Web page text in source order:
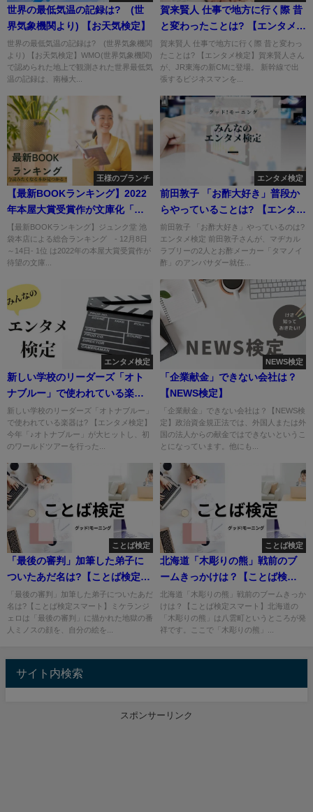
世界の最低気温の記録は? (世
界気象機関より) 【お天気検定】
世界の最低気温の記録は? (世界気象機関
より) 【お天気検定】WMO(世界気象機関)
で認められた地上で観測された世界最低気
温の記録は、南極大...
賀来賢人 仕事で地方に行く際 昔
と変わったことは? 【エンタメ検
定】
賀来賢人 仕事で地方に行く際 昔と変わっ
たことは? 【エンタメ検定】賀来賢人さん
が、JR東海の新CMに登場。 新幹線で出
張するビジネスマンを...
王様のブランチ
【最新BOOKランキング】2022
年本屋大賞受賞作が文庫化「同
志少女よ、敵を撃て」
【最新BOOKランキング】ジュンク堂 池
袋本店による総合ランキング - 12月8日
～14日- 1位 は2022年の本屋大賞受賞作が
待望の文庫...
エンタメ検定
前田敦子 「お酢大好き」普段か
らやっていることは? 【エンタメ
検定】
前田敦子 「お酢大好き」やっているのは?
エンタメ検定 前田敦子さんが、マヂカル
ラブリーの2人とお酢メーカー「タマノイ
酢」のアンバサダー就任...
エンタメ検定
新しい学校のリーダーズ「オト
ナブルー」で使われている楽器
は? 【エンタメ検定】
新しい学校のリーダーズ「オトナブルー」
で使われている楽器は? 【エンタメ検定】
今年「♪オトナブルー」が大ヒットし、初
のワールドツアーを行った...
NEWS検定
「企業献金」できない会社は？
【NEWS検定】
「企業献金」できない会社は？【NEWS検
定】政治資金規正法では、外国人または外
国の法人からの献金ではできないというこ
とになっています。他にも...
ことば検定
「最後の審判」加筆した弟子に
ついたあだ名は?【ことば検定ス
マート】
「最後の審判」加筆した弟子についたあだ
名は?【ことば検定スマート】ミケランジ
ェロは「最後の審判」に描かれた地獄の番
人ミノスの顔を、自分の絵を...
ことば検定
北海道「木彫りの熊」戦前のブ
ームきっかけは？【ことば検定
スマート】
北海道「木彫りの熊」戦前のブームきっか
けは？【ことば検定スマート】北海道の
「木彫りの熊」は八雲町というところが発
祥です。ここで「木彫りの熊」...
サイト内検索
スポンサーリンク